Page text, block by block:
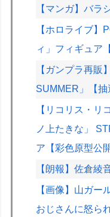
【マンガ】バラ
【ホロライブ】
ィ」フィギュア
【ガンプラ再販
SUMMER」【抽
【リコリス・リ
ノ上たきな」
ア【彩色原型公開
【朗報】佐倉綾
【画像】山ガー
おじさんに怒ら